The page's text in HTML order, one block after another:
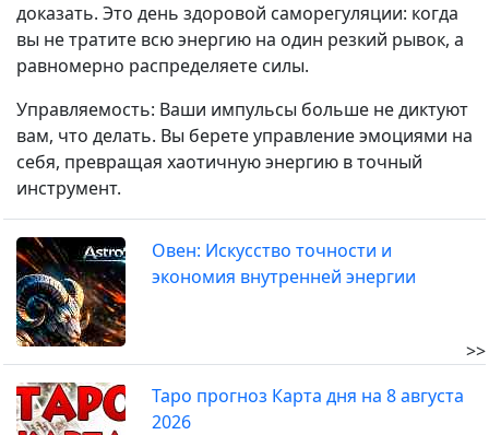
доказать. Это день здоровой саморегуляции: когда
вы не тратите всю энергию на один резкий рывок, а
равномерно распределяете силы.
Управляемость: Ваши импульсы больше не диктуют
вам, что делать. Вы берете управление эмоциями на
себя, превращая хаотичную энергию в точный
инструмент.
Овен: Искусство точности и
экономия внутренней энергии
>>
Таро прогноз Карта дня на 8 августа
2026